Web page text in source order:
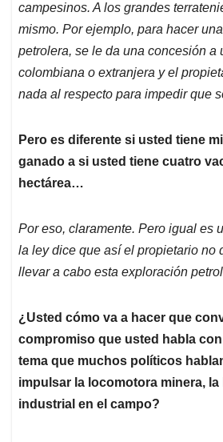
campesinos. A los grandes
mismo. Por ejemplo, para hacer
petrolera, se le da una concesión a
colombiana o extranjera y el
nada al respecto para impedir que
Pero es diferente si usted tiene
ganado a si usted tiene cuatro
hectárea…
Por eso, claramente. Pero igual es
la ley dice que así el propietario no
llevar a cabo esta exploración
¿Usted cómo va a hacer que
compromiso que usted habla
tema que muchos políticos
impulsar la locomotora minera,
industrial en el campo?